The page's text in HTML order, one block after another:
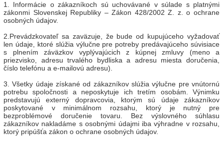
1. Informácie o zákazníkoch sú uchovávané v súlade s platnými
zákonmi Slovenskej Republiky – Zákon 428/2002 Z. z. o ochrane
osobných údajov.
2.Prevádzkovateľ sa zaväzuje, že bude od kupujúceho vyžadovať
len údaje, ktoré slúžia výlučne pre potreby predávajúceho súvisiace
s plnením záväzkov vyplývajúcich z kúpnej zmluvy (meno a
priezvisko, adresu trvalého bydliska a adresu miesta doručenia,
číslo telefónu a e-mailovú adresu).
3. Všetky údaje získané od zákazníkov slúžia výlučne pre vnútornú
potrebu spoločnosti a neposkytuje ich tretím osobám. Výnimku
predstavujú externý dopravcovia, ktorým sú údaje zákazníkov
poskytované v minimálnom rozsahu, ktorý je nutný pre
bezproblémové doručenie tovaru. Bez výslovného súhlasu
zákazníkov nakladáme s osobnými údajmi iba výhradne v rozsahu,
ktorý pripúšťa zákon o ochrane osobných údajov.